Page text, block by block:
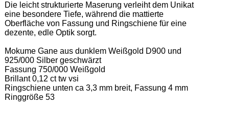
Die leicht strukturierte Maserung verleiht dem Unikat
eine besondere Tiefe, während die mattierte
Oberfläche von Fassung und Ringschiene für eine
dezente, edle Optik sorgt.
Mokume Gane aus dunklem Weißgold D900 und
925/000 Silber geschwärzt
Fassung 750/000 Weißgold
Brillant 0,12 ct tw vsi
Ringschiene unten ca 3,3 mm breit, Fassung 4 mm
Ringgröße 53